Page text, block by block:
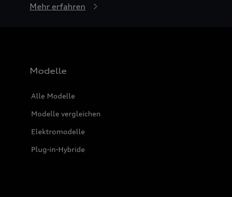
Mehr erfahren
Modelle
Alle Modelle
Modelle vergleichen
Elektromodelle
Plug-in-Hybride